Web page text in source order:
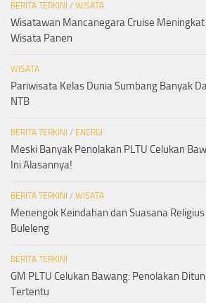
BERITA TERKINI / WISATA
Wisatawan Mancanegara Cruise
Wisata Panen
WISATA
Pariwisata Kelas Dunia Sumbang Banyak
NTB
BERITA TERKINI / ENERGI
Meski Banyak Penolakan PLTU Celukan
Ini Alasannya!
BERITA TERKINI / WISATA
Menengok Keindahan dan Suasana
Buleleng
BERITA TERKINI
GM PLTU Celukan Bawang: Penolakan
Tertentu